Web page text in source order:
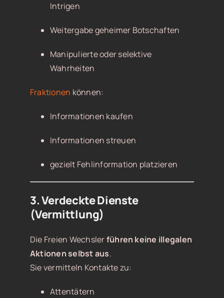
Intrigen
Weitergabe geheimer Botschaften
Manipulierte oder selektive
Wahrheiten
Fraktionen können:
Informationen kaufen
Informationen streuen
gezielt Fehlinformation platzieren
3. Verdeckte Dienste
(Vermittlung)
Die Freien Wechslerführen keine illegalen
Aktionen selbst aus.
Sie vermitteln Kontakte zu:
Attentätern